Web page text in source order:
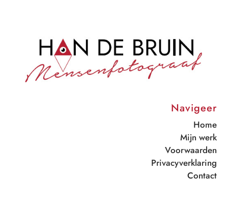
Navigeer
Home
Mijn werk
Voorwaarden
Privacyverklaring
Contact